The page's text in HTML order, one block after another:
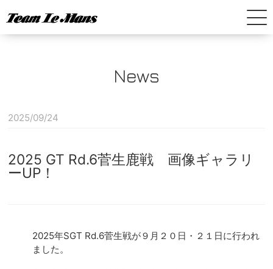
SUPER FORMULA
News
2025/09/24
2025 GT Rd.6菅生鹿戦 画像ギャラリ
ーUP！
2025年SGT Rd.6菅生戦が９月２０日・２１日に行われ
ました。